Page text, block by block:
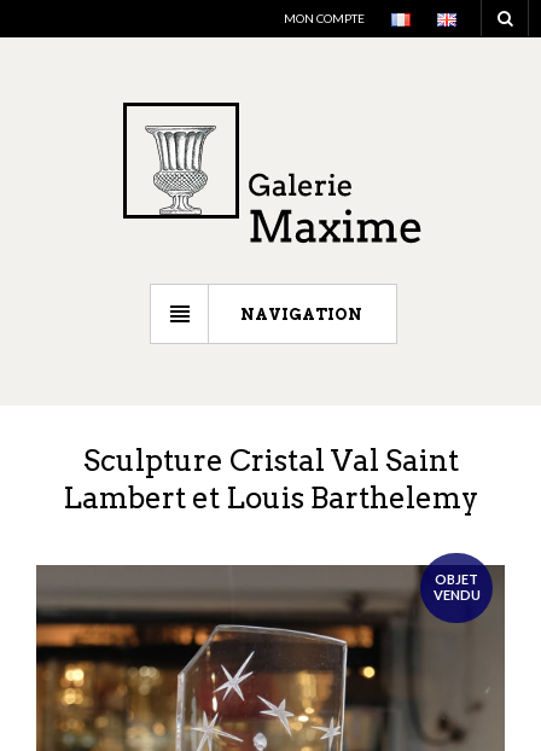
MON COMPTE
NAVIGATION
Sculpture Cristal Val Saint
Lambert et Louis Barthelemy
OBJET
VENDU